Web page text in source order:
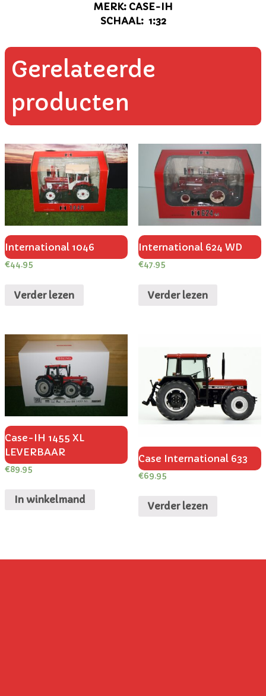
MERK: CASE-IH
SCHAAL: 1:32
Gerelateerde
producten
International 1046
€44.95
Verder lezen
International 624 WD
€47.95
Verder lezen
Case-IH 1455 XL
LEVERBAAR
€89.95
In winkelmand
Case International 633
€69.95
Verder lezen